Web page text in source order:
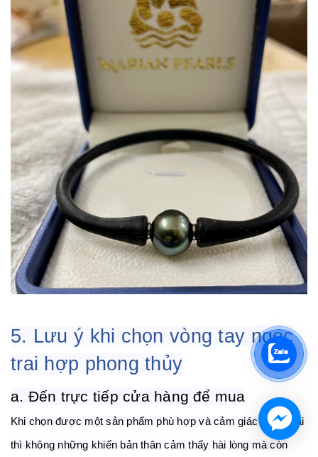
5. Lưu ý khi chọn vòng tay ngọc
trai hợp phong thủy
a. Đến trực tiếp cửa hàng để mua
Khi chọn được một sản phẩm phù hợp và cảm giác thoải mái
thì không những khiến bản thân cảm thấy hài lòng mà còn